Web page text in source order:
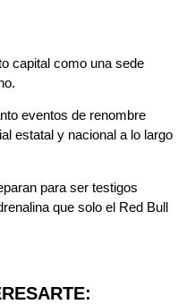
capital como una sede
eventos de renombre
estatal y nacional a lo largo
para ser testigos
que solo el Red Bull